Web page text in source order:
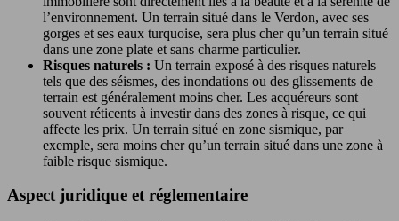
l’environnement. Un terrain situé dans le Verdon, avec ses
gorges et ses eaux turquoise, sera plus cher qu’un terrain situé
dans une zone plate et sans charme particulier.
Risques naturels : Un terrain exposé à des risques naturels
tels que des séismes, des inondations ou des glissements de
terrain est généralement moins cher. Les acquéreurs sont
souvent réticents à investir dans des zones à risque, ce qui
affecte les prix. Un terrain situé en zone sismique, par
exemple, sera moins cher qu’un terrain situé dans une zone à
faible risque sismique.
Aspect juridique et réglementaire